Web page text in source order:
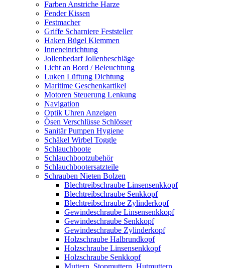
Farben Anstriche Harze
Fender Kissen
Festmacher
Griffe Scharniere Feststeller
Haken Bügel Klemmen
Inneneinrichtung
Jollenbedarf Jollenbeschläge
Licht an Bord / Beleuchtung
Luken Lüftung Dichtung
Maritime Geschenkartikel
Motoren Steuerung Lenkung
Navigation
Optik Uhren Anzeigen
Ösen Verschlüsse Schlösser
Sanitär Pumpen Hygiene
Schäkel Wirbel Toggle
Schlauchboote
Schlauchbootzubehör
Schlauchbootersatzteile
Schrauben Nieten Bolzen
Blechtreibschraube Linsensenkkopf
Blechtreibschraube Senkkopf
Blechtreibschraube Zylinderkopf
Gewindeschraube Linsensenkkopf
Gewindeschraube Senkkopf
Gewindeschraube Zylinderkopf
Holzschraube Halbrundkopf
Holzschraube Linsensenkkopf
Holzschraube Senkkopf
Muttern, Stopmuttern, Hutmuttern